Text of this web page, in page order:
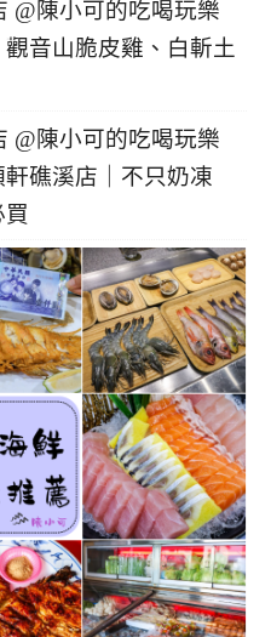
音山脆皮雞、白斬土
軒礁溪店｜不只奶凍